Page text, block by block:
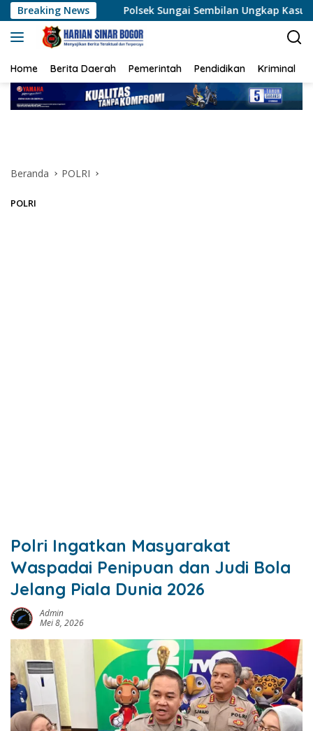
Langsung
ke
konten
Breaking News
Polsek Sungai Sembilan Ungkap Kasus Dugaan
Home Berita Daerah Pemerintah Pendidikan Kriminal
Beranda POLRI
POLRI
Polri Ingatkan Masyarakat
Waspadai Penipuan dan Judi Bola
Jelang Piala Dunia 2026
Admin
Mei 8, 2026